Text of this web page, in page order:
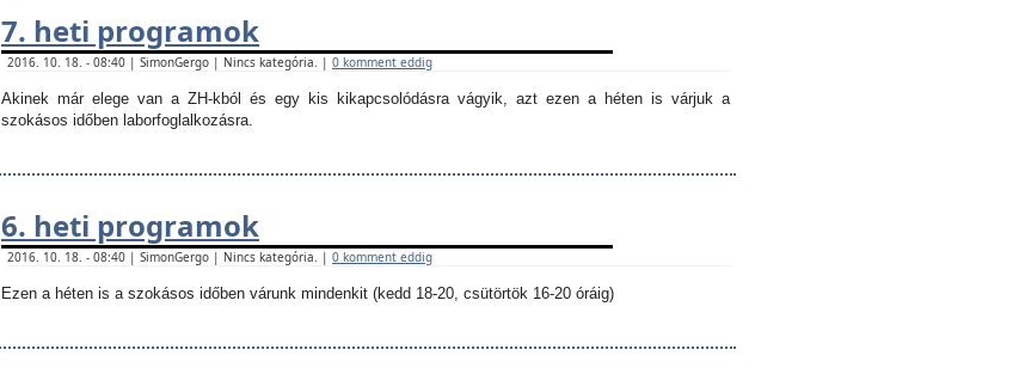
7. heti programok
2016. 10. 18. - 08:40 | SimonGergo | Nincs kategória. | 0 komment eddig
Akinek már elege van a ZH-kból és egy kis kikapcsolódásra vágyik, azt ezen a héten is várjuk a
szokásos időben laborfoglalkozásra.
6. heti programok
2016. 10. 18. - 08:40 | SimonGergo | Nincs kategória. | 0 komment eddig
Ezen a héten is a szokásos időben várunk mindenkit (kedd 18-20, csütörtök 16-20 óráig)